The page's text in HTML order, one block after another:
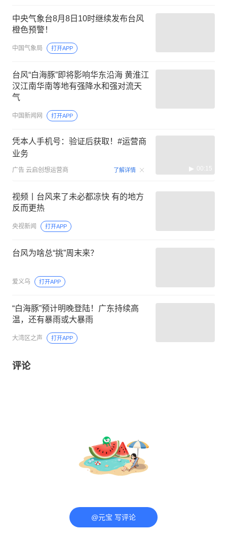
中央气象台8月8日10时继续发布台风
橙色预警！
中国气象局 打开APP
台风“白海豚”即将影响华东沿海 黄淮江
汉江南华南等地有强降水和强对流天
气
中国新闻网 打开APP
凭本人手机号：验证后获取！#运营商
业务
广告 云启创想运营商 了解详情 00:15
视频丨台风来了未必都凉快 有的地方
反而更热
央视新闻 打开APP
台风为啥总“挑”周末来？
爱义乌 打开APP
“白海豚”预计明晚登陆！广东持续高
温，还有暴雨或大暴雨
大湾区之声 打开APP
评论
@元宝 写评论